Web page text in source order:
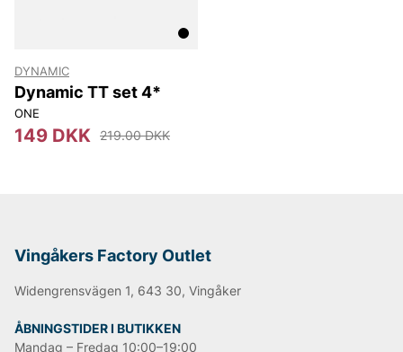
DYNAMIC
Dynamic TT set 4*
ONE
149 DKK 219.00 DKK
Vingåkers Factory Outlet
Widengrensvägen 1, 643 30, Vingåker
ÅBNINGSTIDER I BUTIKKEN
Mandag – Fredag 10:00–19:00